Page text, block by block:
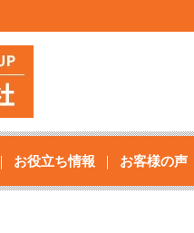
お役立ち情報 お客様の声